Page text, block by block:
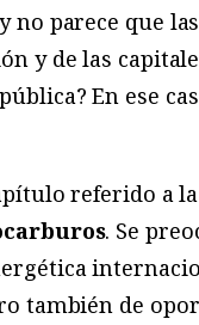
parece que
y de las
En ese
referido a
. Se
también de